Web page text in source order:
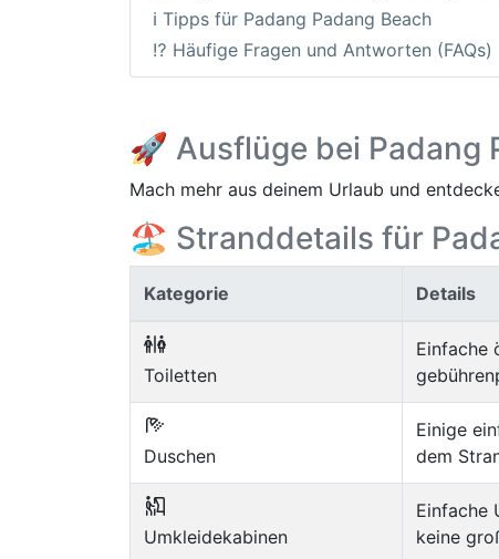
ℹ️ Tipps für Padang Padang Beach
⁉️ Häufige Fragen und Antworten (FAQs)
🚀 Ausflüge bei Padang
Mach mehr aus deinem Urlaub und
🏖️ Stranddetails für
Kategorie Details
Toiletten
Einfache
Duschen
Einige
dem
Umkleidekabinen
Einfache
keine